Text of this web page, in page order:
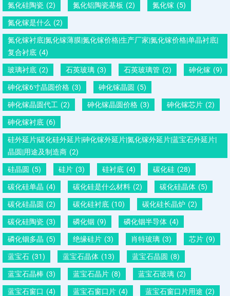
氮化硅陶瓷 (2) 氮化铝陶瓷基板 (2) 氮化镓 (5)
氮化镓是什么 (2)
氮化镓衬底|氮化镓薄膜|氮化镓价格|生产厂家|氮化镓价格|单晶衬底|
复合衬底 (4)
玻璃衬底 (2) 石英玻璃 (3) 石英玻璃管 (2) 砷化镓 (9)
砷化镓6寸晶圆价格 (3) 砷化镓晶圆 (5)
砷化镓晶圆代工 (2) 砷化镓晶圆价格 (3) 砷化镓芯片 (2)
砷化镓衬底 (6)
硅外延片|碳化硅外延片|砷化镓外延片|氮化镓外延片|蓝宝石外延片|
晶圆|用途及制造商 (2)
硅晶圆 (5) 硅片 (3) 硅衬底 (4) 碳化硅 (28)
碳化硅单晶 (4) 碳化硅是什么材料 (2) 碳化硅晶体 (5)
碳化硅晶圆 (2) 碳化硅衬底 (10) 碳化硅长晶炉 (2)
碳化硅陶瓷 (3) 磷化铟 (9) 磷化铟半导体 (4)
磷化铟多晶 (5) 绝缘硅片 (3) 肖特玻璃 (3) 芯片 (9)
蓝宝石 (31) 蓝宝石晶体 (13) 蓝宝石晶圆 (8)
蓝宝石晶棒 (3) 蓝宝石晶片 (8) 蓝宝石玻璃 (2)
蓝宝石窗口 (4) 蓝宝石窗口片 (4) 蓝宝石窗口片用途 (2)